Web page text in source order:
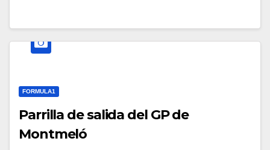
FORMULA1
Parrilla de salida del GP de
Montmeló